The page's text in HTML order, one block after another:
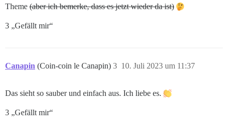
Theme (aber ich bemerke, dass es jetzt wieder da ist)
3 „Gefällt mir“
Canapin (Coin-coin le Canapin) 10. Juli 2023 um 11:37
3
Das sieht so sauber und einfach aus. Ich liebe es.
3 „Gefällt mir“